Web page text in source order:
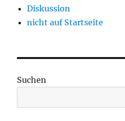
Diskussion
nicht auf Startseite
Suchen